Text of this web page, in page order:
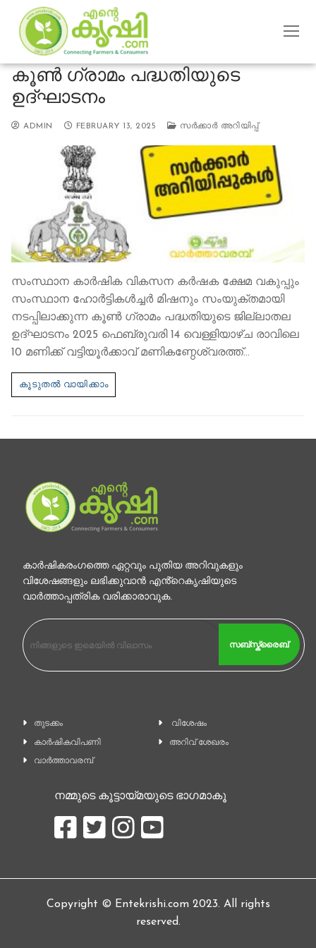
content
കൂൺ ഗ്രാമം പദ്ധതിയുടെ
ഉദ്ഘാടനം
ADMIN FEBRUARY 13, 2025 സര്‍ക്കാര്‍ അറിയിപ്പ്
സംസ്ഥാന കാർഷിക വികസന കർഷക ക്ഷേമ വകുപ്പും
സംസ്ഥാന ഹോർട്ടികൾച്ചർ മിഷനും സംയുക്തമായി
നടപ്പിലാക്കുന്ന കൂൺ ഗ്രാമം പദ്ധതിയുടെ ജില്ലാതല
ഉദ്ഘാടനം 2025 ഫെബ്രുവരി 14 വെള്ളിയാഴ്ച രാവിലെ
10 മണിക്ക് വട്ടിയൂർക്കാവ് മണികണ്ഠേശ്വരത്ത്…
കാര്‍ഷികരംഗത്തെ ഏറ്റവും പുതിയ അറിവുകളും
വിശേഷങ്ങളും ലഭിക്കുവാന്‍ എൻ്റെകൃഷിയുടെ
വാര്‍ത്താപ്പത്രിക വരിക്കാരാവുക.
സബ്സ്ക്രൈബ്
തുടക്കം
കാ‍ർഷികവിപണി
വാര്‍ത്താവരമ്പ്
വിശേഷം
അറിവ് ശേഖരം
നമ്മുടെ കൂട്ടായ്മയുടെ ഭാഗമാകൂ
Copyright © Entekrishi.com 2023. All rights
reserved.